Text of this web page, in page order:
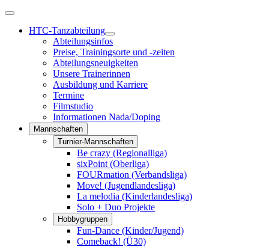
HTC-Tanzabteilung
Abteilungsinfos
Preise, Trainingsorte und -zeiten
Abteilungsneuigkeiten
Unsere Trainerinnen
Ausbildung und Karriere
Termine
Filmstudio
Informationen Nada/Doping
Mannschaften
Turnier-Mannschaften
Be crazy (Regionalliga)
sixPoint (Oberliga)
FOURmation (Verbandsliga)
Move! (Jugendlandesliga)
La melodia (Kinderlandesliga)
Solo + Duo Projekte
Hobbygruppen
Fun-Dance (Kinder/Jugend)
Comeback! (Ü30)